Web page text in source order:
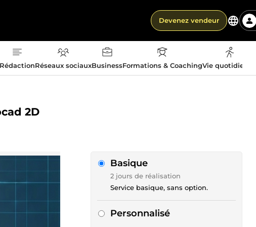
Devenez vendeur
RédactionRéseaux sociauxBusinessFormations & CoachingVie
2D
Basique
2 jours de réalisation
Service basique, sans option.
Personnalisé